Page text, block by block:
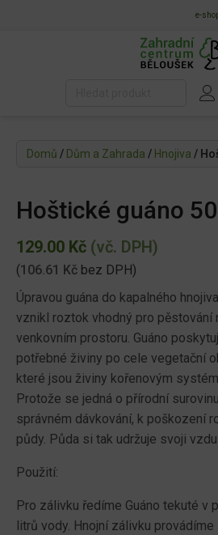
e-
Domů / Dům a Zahrada / Hnojiva /
Hoštické guáno
129.00 Kč (vč. DPH)
(106.61 Kč bez DPH)
Úpravou guána do kapalného hnojiva
vznikl roztok vhodný pro pěstování
venkovním prostoru. Guáno
potřebné živiny po cele vegetační
které jsou živiny kořenovým
Protože se jedná o přírodní
správném dávkování, k poškození
půdy. Půda si tak udržuje svoji
Použití:
Pro zálivku ředíme Guáno tekuté v
litrů vody. Hnojní zálivku provádíme